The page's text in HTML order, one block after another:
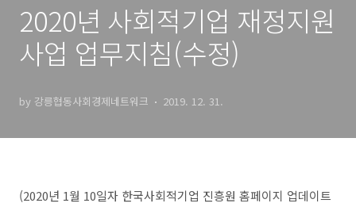
2020년 사회적기업 재정지원
사업 업무지침(수정)
by 강릉협동사회경제네트워크 2019. 12. 31.
(2020년 1월 10일자 한국사회적기업 진흥원 홈페이지 업데이트